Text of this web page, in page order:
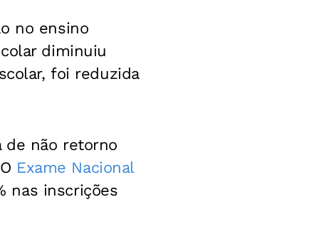
no ensino
diminuiu
foi reduzida
de não retorno
Exame Nacional
nas inscrições